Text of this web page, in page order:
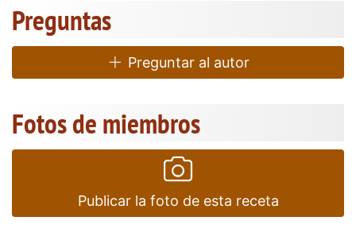
Preguntas
Preguntar al autor
Fotos de miembros
Publicar la foto de esta receta